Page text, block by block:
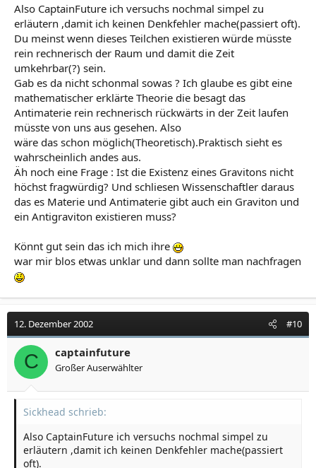
Also CaptainFuture ich versuchs nochmal simpel zu
erläutern ,damit ich keinen Denkfehler mache(passiert oft).
Du meinst wenn dieses Teilchen existieren würde müsste
rein rechnerisch der Raum und damit die Zeit
umkehrbar(?) sein.
Gab es da nicht schonmal sowas ? Ich glaube es gibt eine
mathematischer erklärte Theorie die besagt das
Antimaterie rein rechnerisch rückwärts in der Zeit laufen
müsste von uns aus gesehen. Also
wäre das schon möglich(Theoretisch).Praktisch sieht es
wahrscheinlich andes aus.
Äh noch eine Frage : Ist die Existenz eines Gravitons nicht
höchst fragwürdig? Und schliesen Wissenschaftler daraus
das es Materie und Antimaterie gibt auch ein Graviton und
ein Antigraviton existieren muss?
Könnt gut sein das ich mich ihre
war mir blos etwas unklar und dann sollte man nachfragen
12. Dezember 2002 #10
C captainfuture
Großer Auserwählter
Sickhead schrieb:
Also CaptainFuture ich versuchs nochmal simpel zu
erläutern ,damit ich keinen Denkfehler mache(passiert
oft).